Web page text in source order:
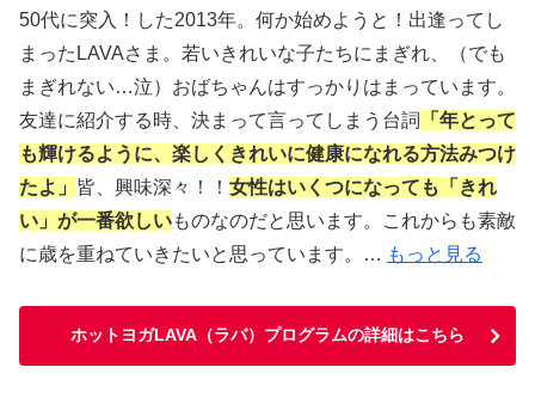
50代に突入！した2013年。何か始めようと！出逢ってし
まったLAVAさま。若いきれいな子たちにまぎれ、（でも
まぎれない…泣）おばちゃんはすっかりはまっています。
友達に紹介する時、決まって言ってしまう台詞
「年とって
も輝けるように、楽しくきれいに健康になれる方法みつけ
たよ」 皆、興味深々！！ 女性はいくつになっても「きれ
い」が一番欲しいものなのだと思います。これからも素敵
に歳を重ねていきたいと思っています。… もっと見る
ホットヨガLAVA（ラバ）プログラムの詳細はこちら